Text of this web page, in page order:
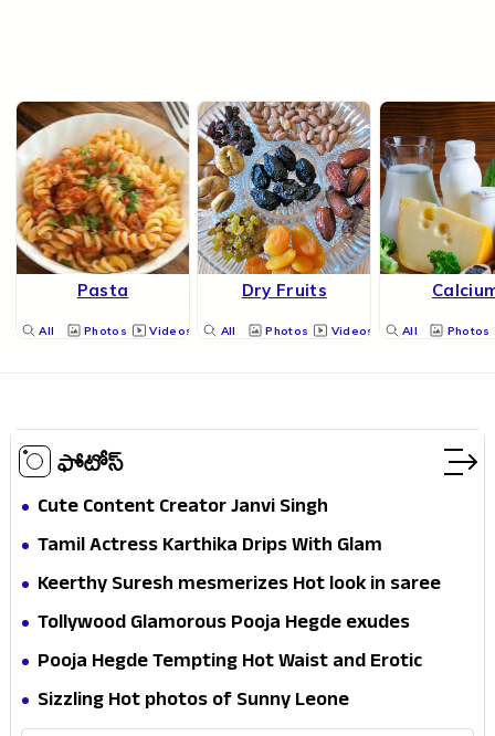
Pasta
All Photos Videos
Dry Fruits
All Photos Videos All Photos
ఫోటోస్
Cute Content Creator Janvi Singh
Tamil Actress Karthika Drips With Glam
Keerthy Suresh mesmerizes Hot look in saree
Tollywood Glamorous Pooja Hegde exudes
Hotness
Pooja Hegde Tempting Hot Waist and Erotic
Expression in Black Saree
Sizzling Hot photos of Sunny Leone